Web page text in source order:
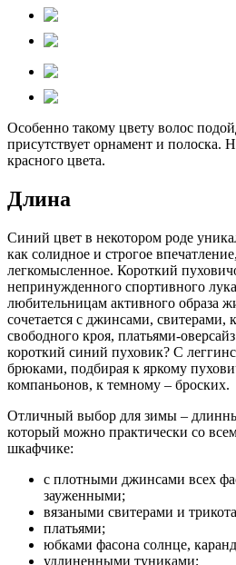
Особенно такому цвету волос
присутствует орнамент и полоска.
красного цвета.
Длина
Синий цвет в некотором роде
как солидное и строгое
легкомысленное. Короткий
непринужденного спортивного
любительницам активного образа
сочетается с джинсами,
свободного кроя, платьями-
короткий синий пуховик? С
брюками, подбирая к яркому
компаньонов, к темному – броских.
Отличный выбор для зимы –
который можно практически со
шкафчике:
с плотными джинсами всех
зауженными;
вязаными свитерами и
платьями;
юбками фасона солнце,
удлиненными туниками;